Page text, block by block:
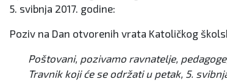
5. svibnja 2017. godine:
Poziv na Dan otvorenih vrata Katoličkog
Poštovani, pozivamo ravnatelje,
Travnik koji će se održati u petak, 5.